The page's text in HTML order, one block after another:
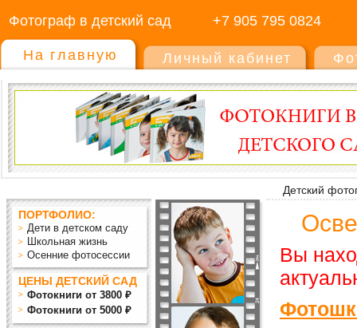
Фотограф в детский сад +7 905 795 0824
На главную Личный кабинет
Детский
ПОРТФОЛИО:
Дети в детском саду
Школьная жизнь
Осенние фотосессии
ЦЕНЫ ДЕТСКИЙ САД
Фотокниги от 3800 ₽
Фотокниги от 5000 ₽
Вы